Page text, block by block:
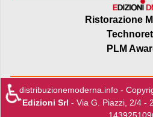
Ristorazione
PLM
distribuzionemoderna.info -
Edizioni Srl - Via G. Piazzi, 2/4 -